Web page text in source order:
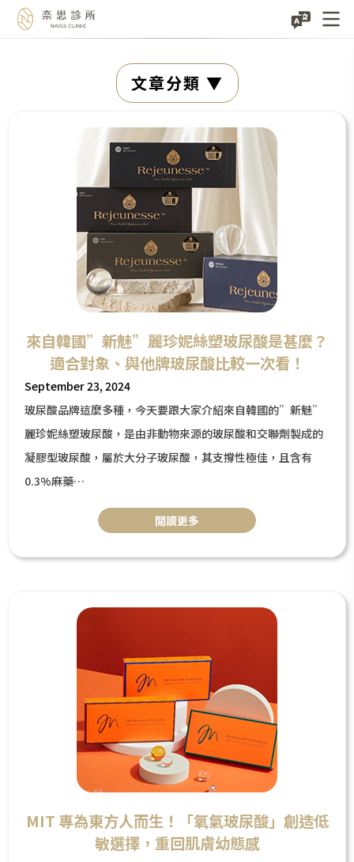
文章分類
來自韓國”新魅”麗珍妮絲塑玻尿酸是甚麼？
適合對象、與他牌玻尿酸比較一次看！
September 23, 2024
玻尿酸品牌這麼多種，今天要跟大家介紹來自韓國的”新魅”
麗珍妮絲塑玻尿酸，是由非動物來源的玻尿酸和交聯劑製成的
凝膠型玻尿酸，屬於大分子玻尿酸，其支撐性極佳，且含有
0.3%麻藥
，可以降低療程的疼痛感，此外”新魅”麗珍妮絲塑玻尿酸有
獨家FHL專利鑽石技術可以大幅減少術後的不適感及副作用，
閲讀更多
MIT 專為東方人而生！「氧氣玻尿酸」創造低
敏選擇，重回肌膚幼態感